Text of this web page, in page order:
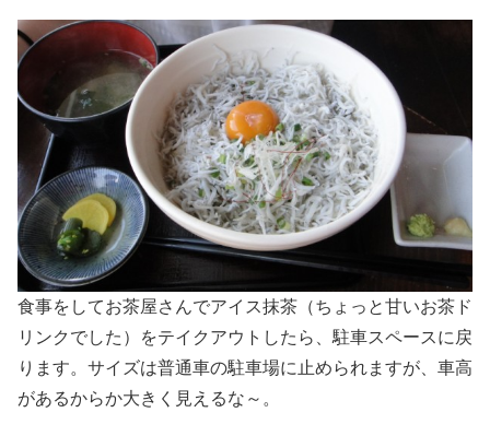
食事をしてお茶屋さんでアイス抹茶（ちょっと甘いお茶ド
リンクでした）をテイクアウトしたら、駐車スペースに戻
ります。サイズは普通車の駐車場に止められますが、車高
があるからか大きく見えるな～。